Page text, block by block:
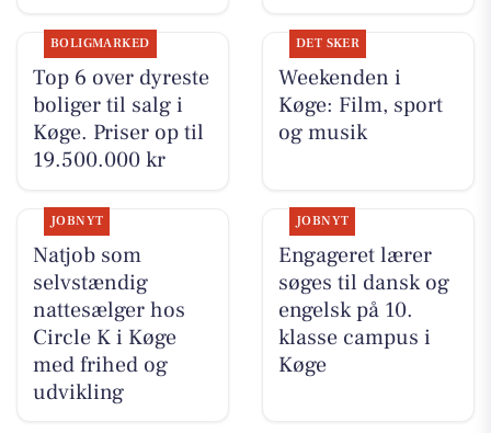
BOLIGMARKED
Top 6 over dyreste
boliger til salg i
Køge. Priser op til
19.500.000 kr
DET SKER
Weekenden i
Køge: Film, sport
og musik
JOBNYT
Natjob som
selvstændig
nattesælger hos
Circle K i Køge
med frihed og
udvikling
JOBNYT
Engageret lærer
søges til dansk og
engelsk på 10.
klasse campus i
Køge